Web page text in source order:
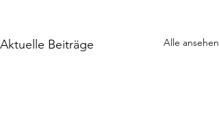
Aktuelle Beiträge Alle ansehen